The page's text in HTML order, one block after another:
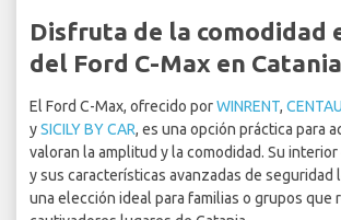
Disfruta de la comodidad
del Ford C-Max en Catania
El Ford C-Max, ofrecido porWINRENT,
ySICILY BY CAR, es una opción práctica para
valoran la amplitud y la comodidad. Su
y sus características avanzadas de seguridad
una elección ideal para familias o grupos que